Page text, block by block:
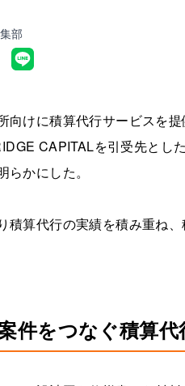
部
向けに積算代行サービスを
CAPITALを引受先とし
かにした。
積算代行の実績を積み重ね
件をつなぐ積算代